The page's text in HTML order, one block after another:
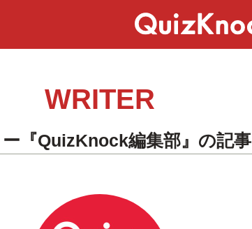
WRITER
『QuizKnock編集部』の記事